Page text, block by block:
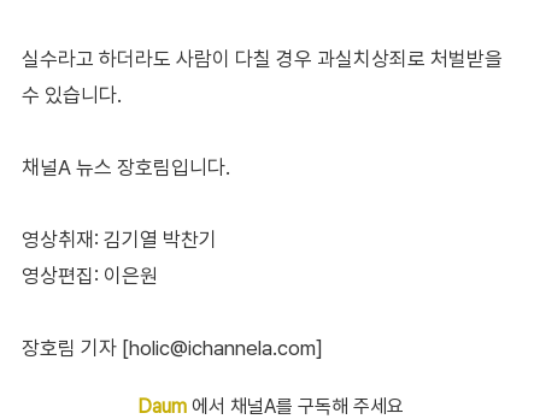
실수라고 하더라도 사람이 다칠 경우 과실치상죄로 처벌받을
수 있습니다.
채널A 뉴스 장호림입니다.
영상취재: 김기열 박찬기
영상편집: 이은원
장호림 기자 [holic@ichannela.com]
Daum에서 채널A를 구독해 주세요